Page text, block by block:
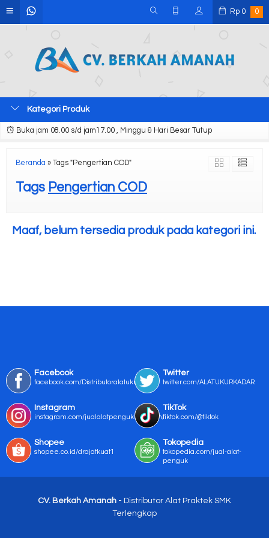
Rp 0 0
Kategori Produk
Buka jam 08.00 s/d jam17.00 , Minggu & Hari Besar Tutup
Beranda » Tags "Pengertian COD"
Tags Pengertian COD
Maaf, belum tersedia produk pada kategori ini.
Facebook
facebook.com/Distributoralatukur
Twitter
twitter.com/ALATUKURKADAR
Instagram
instagram.com/jualalatpengukurmurah/
TikTok
tiktok.com/@tiktok
Shopee
shopee.co.id/drajatkuat1
Tokopedia
tokopedia.com/jual-alat-
penguk
CV. Berkah Amanah - Distributor Alat Praktek SMK
Terlengkap